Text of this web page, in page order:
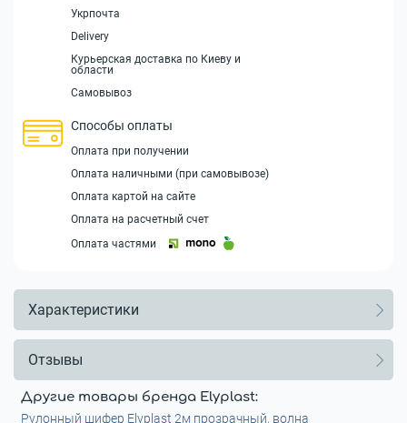
Укрпочта
Delivery
Курьерская доставка по Киеву и
области
Самовывоз
Способы оплаты
Оплата при получении
Оплата наличными (при самовывозе)
Оплата картой на сайте
Оплата на расчетный счет
Оплата частями
Характеристики
Отзывы
Другие товары бренда Elyplast:
Рулонный шифер Elyplast 2м прозрачный, волна